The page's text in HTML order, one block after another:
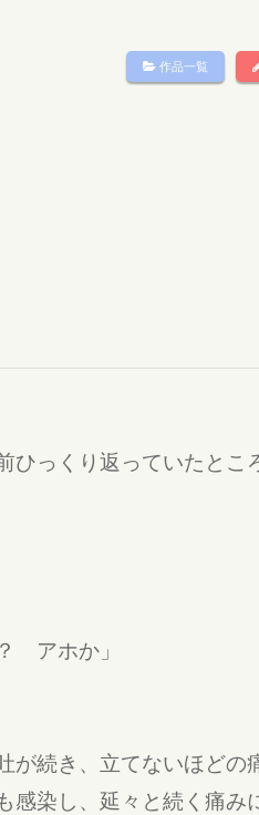
作品一覧
っくり返っていたとこ
アホか」
続き、立てないほどの
感染し、延々と続く痛み